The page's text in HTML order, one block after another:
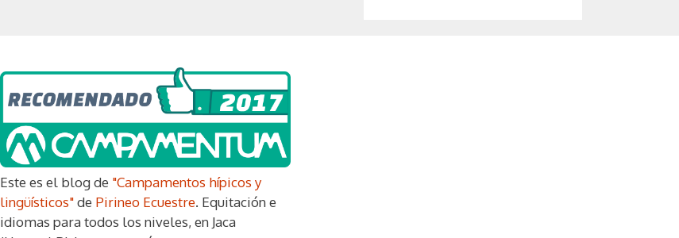
Este es el blog de "Campamentos hípicos y
lingüísticos"de Pirineo Ecuestre. Equitación e
idiomas para todos los niveles, en Jaca